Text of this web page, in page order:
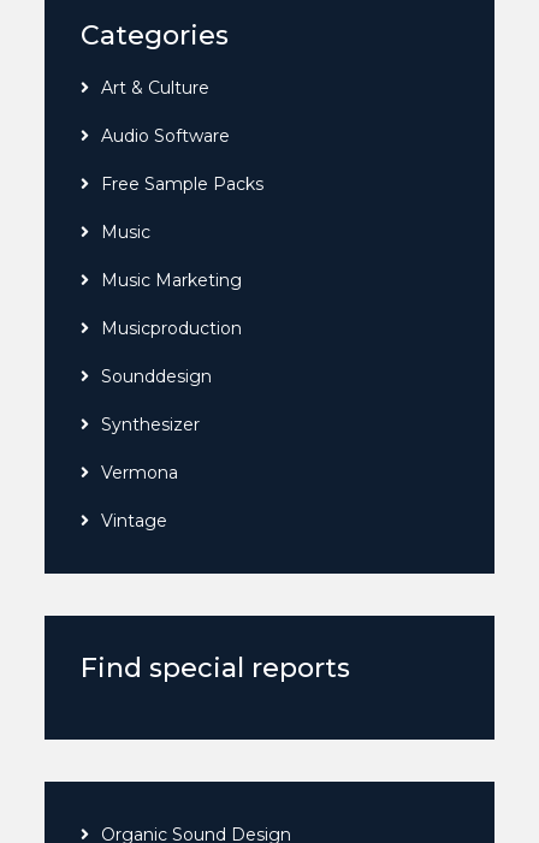
Categories
Art & Culture
Audio Software
Free Sample Packs
Music
Music Marketing
Musicproduction
Sounddesign
Synthesizer
Vermona
Vintage
Find special reports
Organic Sound Design